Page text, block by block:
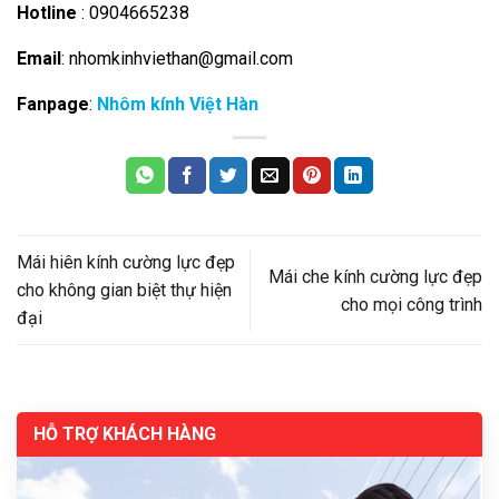
Hotline : 0904665238
Email: nhomkinhviethan@gmail.com
Fanpage: Nhôm kính Việt Hàn
Mái hiên kính cường lực đẹp
cho không gian biệt thự hiện
đại
Mái che kính cường lực đẹp
cho mọi công trình
HỖ TRỢ KHÁCH HÀNG